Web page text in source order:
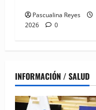
Pascualina Reyes
2026
0
INFORMACIÓN / SALUD